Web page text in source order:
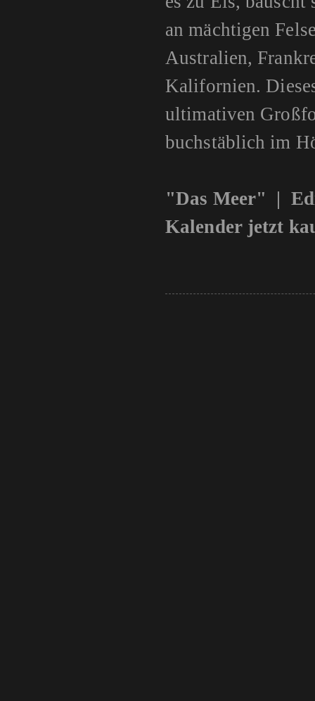
an mächtigen
Australien,
Kalifornien.
ultimativen
buchstäblich im
"Das Meer" |
Kalender jetzt